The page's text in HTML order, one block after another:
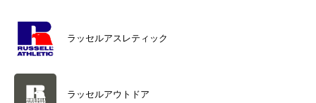
ラッセルアスレティック
ラッセルアウトドア